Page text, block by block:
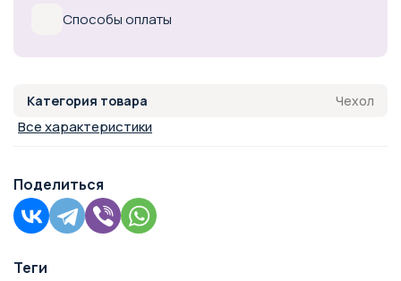
Способы оплаты
Категория товара Чехол
Все характеристики
Поделиться
Теги